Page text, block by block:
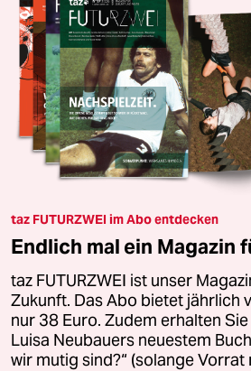
taz FUTURZWEI im Abo entdecken
Endlich mal ein Magazin
taz FUTURZWEI ist unser
Zukunft. Das Abo bietet jährlich
nur 38 Euro. Zudem erhalten
Luisa Neubauers neuestem
wir mutig sind?“ (solange Vorrat